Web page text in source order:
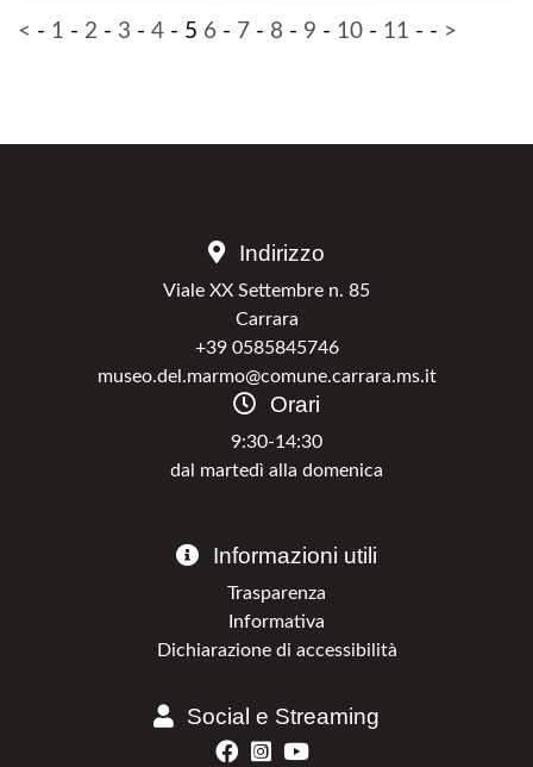
< - 1 - 2 - 3 - 4 - 5 6 - 7 - 8 - 9 - 10 - 11 - - >
Indirizzo
Viale XX Settembre n. 85
Carrara
+39 0585845746
museo.del.marmo@comune.carrara.ms.it
Orari
9:30-14:30
dal martedì alla domenica
Informazioni utili
Trasparenza
Informativa
Dichiarazione di accessibilità
Social e Streaming